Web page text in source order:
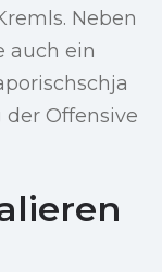
Neben
auch ein
Offensive